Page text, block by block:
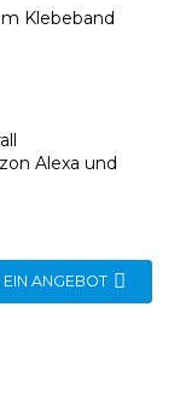
Klebeband
Alexa und
EIN ANGEBOT